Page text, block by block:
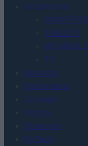
Urządzenia
TABLETY
WEARABLE
TV
Recenzje
Porównania
Co kupić
Porady
Promocje
FinTech